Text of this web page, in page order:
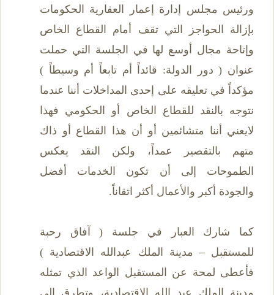
ورئيس مجلس إدارة إعمار العقارية الحكومات
بإزالة الحواجز التي تقف أمام القطاع الخاص
وإتاحة مجال أوسع لها في الجلسة التي حملت
عنوان ( دور الدولة: قائداً أم تابعاً أم وسيطاً )
مؤكداً في تعليقه على إحدى المداخلات أننا عندما
نتوجه بالنقد للقطاع الخاص أو الحكومي فهذا
لايعني أننا متشائمين أو أن هذا القطاع أو ذاك
متهم بالتقصير عمداً، ولكن النقد يعكس
الطموحات إلى أن تكون الخدمات أفضل
والجودة أكبر والأعمال أكثر اتقاناً.
كما شارك العبار في جلسة ( آفاق رحبة
للمستقبل – مدينة الملك عبدالله الاقتصادية )
فأعطى لمحة عن المستقبل الواعد الذي تمثله